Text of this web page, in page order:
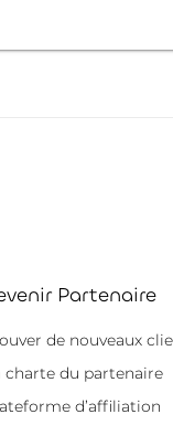
Partenaire
de nouveaux
charte du partenaire
d’affiliation